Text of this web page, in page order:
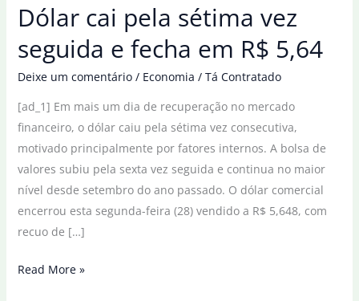
Dólar cai pela sétima vez
seguida e fecha em R$ 5,64
Deixe um comentário / Economia / Tá Contratado
[ad_1] Em mais um dia de recuperação no mercado
financeiro, o dólar caiu pela sétima vez consecutiva,
motivado principalmente por fatores internos. A bolsa de
valores subiu pela sexta vez seguida e continua no maior
nível desde setembro do ano passado. O dólar comercial
encerrou esta segunda-feira (28) vendido a R$ 5,648, com
recuo de […]
Dólar
Read More »